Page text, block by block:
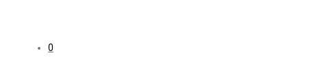
0